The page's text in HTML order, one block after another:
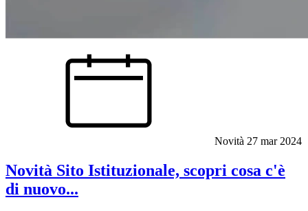
Novità 27 mar 2024
Novità Sito Istituzionale, scopri cosa c'è
di nuovo...